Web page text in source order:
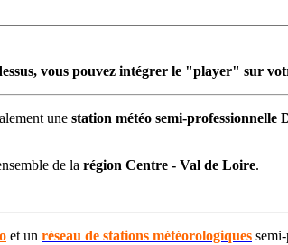
vous pouvez intégrer le "player" sur
une station météo semi-professionnelle
de la région Centre - Val de Loire.
et un réseau de stations météorologiques